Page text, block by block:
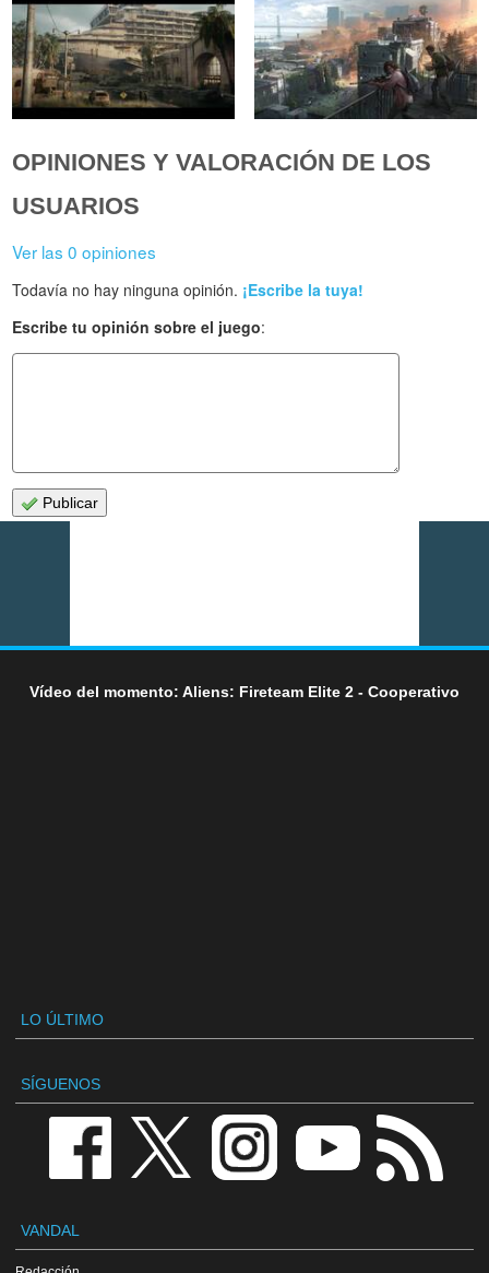
OPINIONES Y VALORACIÓN DE LOS
USUARIOS
Ver las 0 opiniones
Todavía no hay ninguna opinión. ¡Escribe la tuya!
Escribe tu opinión sobre el juego:
Publicar
Vídeo del momento: Aliens: Fireteam Elite 2 - Cooperativo
LO ÚLTIMO
SÍGUENOS
VANDAL